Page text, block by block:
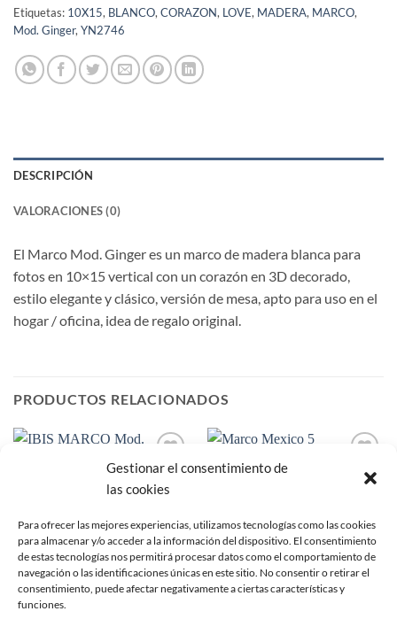
Gestionar el consentimiento de
las cookies
Para ofrecer las mejores experiencias, utilizamos tecnologías como las cookies
para almacenar y/o acceder a la información del dispositivo. El consentimiento
de estas tecnologías nos permitirá procesar datos como el comportamiento de
navegación o las identificaciones únicas en este sitio. No consentir o retirar el
consentimiento, puede afectar negativamente a ciertas características y
funciones.
Etiquetas: 10X15, BLANCO, CORAZON, LOVE, MADERA, MARCO,
Mod. Ginger, YN2746
DESCRIPCIÓN
VALORACIONES (0)
El Marco Mod. Ginger es un marco de madera blanca para
fotos en 10×15 vertical con un corazón en 3D decorado,
estilo elegante y clásico, versión de mesa, apto para uso en el
hogar / oficina, idea de regalo original.
PRODUCTOS RELACIONADOS
Añadir
lista de
Añadir
a la